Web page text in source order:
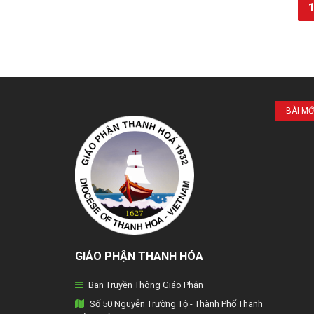
1
BÀI MỚI
GIÁO PHẬN THANH HÓA
Ban Truyền Thông Giáo Phận
Số 50 Nguyễn Trường Tộ - Thành Phố Thanh